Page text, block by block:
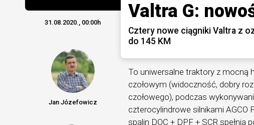
Valtra G:
Cztery nowe ciągniki Valtra z
do 145 KM
31.08.2020., 00:00h
Jan Józefowicz
To uniwersalne traktory z mocną
czołowym (widoczność, dobry
czołowego), podczas
czterocylindrowe silnikami AGCO
spalin DOC + DPF + SCR spełnia